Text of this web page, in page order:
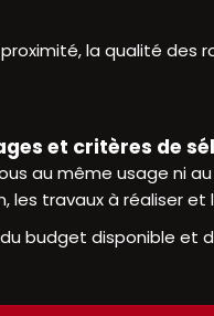
la qualité
et critères de
au même usage ni
travaux à réaliser et
budget disponible et